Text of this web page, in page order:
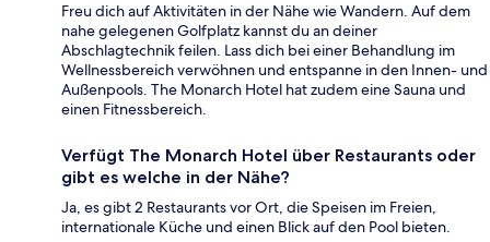
Freu dich auf Aktivitäten in der Nähe wie Wandern. Auf dem
nahe gelegenen Golfplatz kannst du an deiner
Abschlagtechnik feilen. Lass dich bei einer Behandlung im
Wellnessbereich verwöhnen und entspanne in den Innen- und
Außenpools. The Monarch Hotel hat zudem eine Sauna und
einen Fitnessbereich.
Verfügt The Monarch Hotel über Restaurants oder
gibt es welche in der Nähe?
Ja, es gibt 2 Restaurants vor Ort, die Speisen im Freien,
internationale Küche und einen Blick auf den Pool bieten.